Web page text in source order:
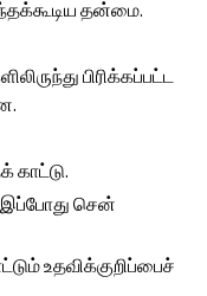
தன்மை.
பிரிக்கப்பட்ட
காட்டு.
இப்போது சென்
உதவிக்குறிப்பைச்